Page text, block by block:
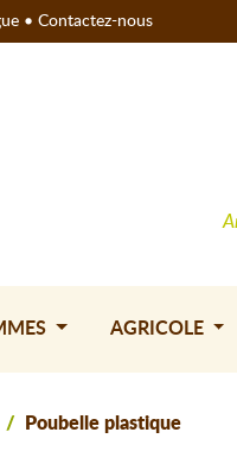
• Contactez-nous
AGRICOLE
Poubelle plastique